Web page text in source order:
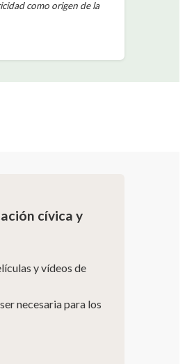
como origen de la
cívica y
y vídeos de
necesaria para los